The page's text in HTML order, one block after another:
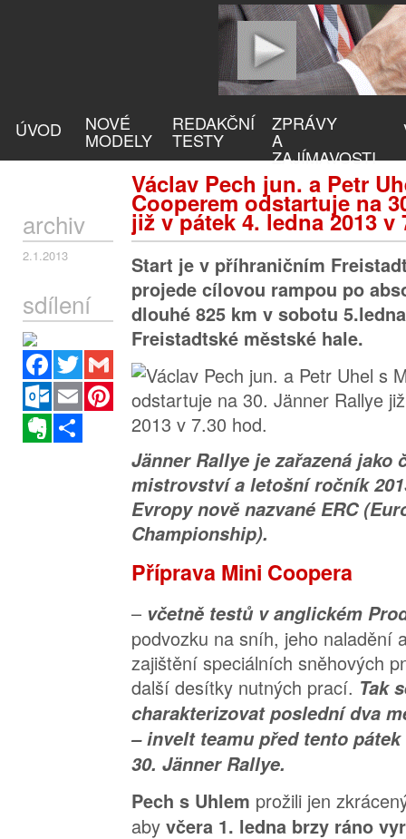
ÚVOD NOVÉ
MODELY
REDAKČNÍ
TESTY
ZPRÁVY
A
ZAJÍMAVOSTI
Václav Pech jun. a Petr
Cooperem odstartuje na
již v pátek 4. ledna 2013 v
archiv
2.1.2013
sdílení
Facebook
Twitter
Outlook.com
Email
Pinterest
Evernote
Start je v příhraničním
projede cílovou rampou po
dlouhé 825 km v sobotu
Freistadtské městské hale.
Jänner Rallye je zařazená jako
mistrovství a letošní ročník
Evropy nově nazvané ERC
Championship).
Příprava Mini Coopera
– včetně testů v anglickém
podvozku na sníh, jeho naladění
zajištění speciálních sněhových
další desítky nutných prací. Tak
charakterizovat poslední dva
– invelt teamu před tento
30. Jänner Rallye.
Pech s Uhlem prožili jen
aby včera 1. ledna brzy ráno